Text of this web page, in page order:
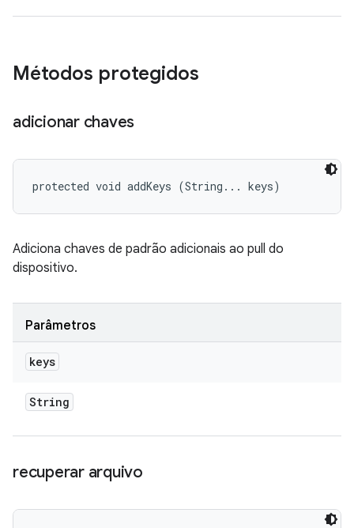
Métodos protegidos
adicionar chaves
protected void addKeys (String... keys)
Adiciona chaves de padrão adicionais ao pull do
dispositivo.
Parâmetros
keys
String
recuperar arquivo